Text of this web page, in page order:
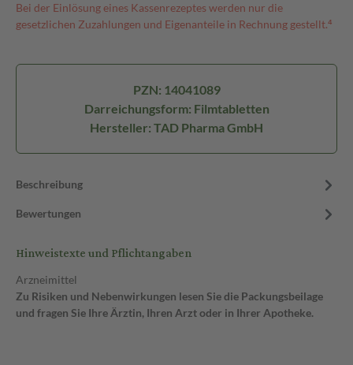
Bei der Einlösung eines Kassenrezeptes werden nur die
gesetzlichen Zuzahlungen und Eigenanteile in Rechnung gestellt.⁴
PZN: 14041089
Darreichungsform: Filmtabletten
Hersteller: TAD Pharma GmbH
Beschreibung
Bewertungen
Hinweistexte und Pflichtangaben
Arzneimittel
Zu Risiken und Nebenwirkungen lesen Sie die Packungsbeilage
und fragen Sie Ihre Ärztin, Ihren Arzt oder in Ihrer Apotheke.